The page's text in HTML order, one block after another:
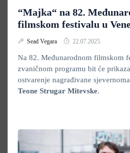
“Majka“ na 82.
filmskom festivalu u
Sead Vegara 22.07.2025.
Na 82. Međunarodnom filmskom
zvaničnom programu bit će
ostvarenje nagrađivane
Teone Strugar Mitevske.